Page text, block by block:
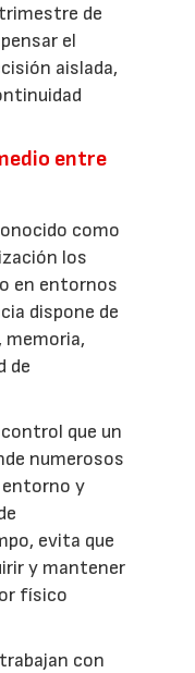
de
el
aislada,
entre
como
los
en entornos
dispone de
de
que un
numerosos
y
evita que
y mantener
físico
trabajan con